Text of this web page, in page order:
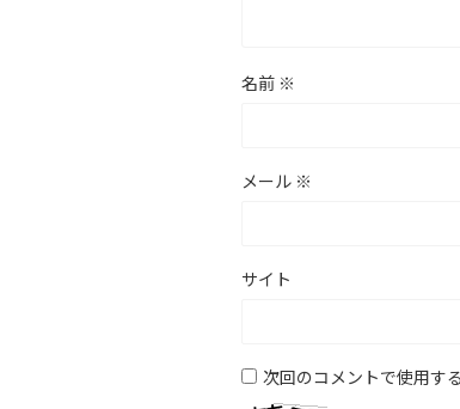
名前 ※
メール ※
サイト
次回のコメントで使用す